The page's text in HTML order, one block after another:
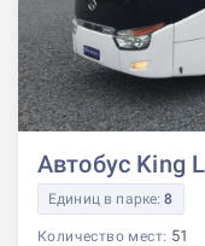
Автобус King
Единиц в парке:8
Количество мест: 51